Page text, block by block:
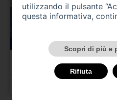
ALFA ROMEO Gtv/Spider
Gtv 2.0i 16V Twin Spark cat L
utilizzando il pulsante
questa informativa,
Scopri di più e
Rifiuta